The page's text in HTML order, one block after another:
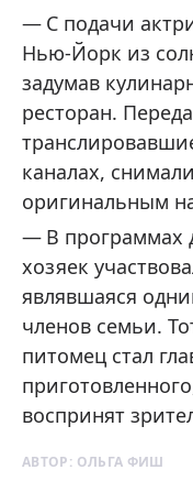
С подачи
Нью-Йорк из
задумав
ресторан.
каналах,
оригинальным
В программах
хозяек
являвшаяся
членов семьи.
питомец стал
воспринят
АВТОР: ОЛЬГА ФИШ